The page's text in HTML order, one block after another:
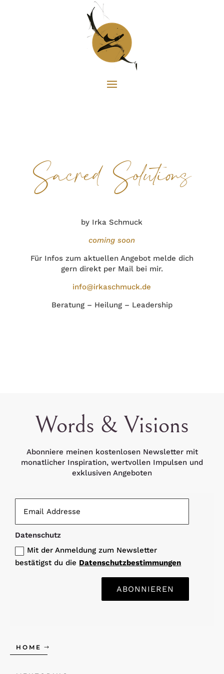
Sacred Solutions
by Irka Schmuck
coming soon
Für Infos zum aktuellen Angebot melde dich
gern direkt per Mail bei mir.
info@irkaschmuck.de
Beratung – Heilung – Leadership
Words & Visions
Abonniere meinen kostenlosen Newsletter mit
monatlicher Inspiration, wertvollen Impulsen und
exklusiven Angeboten
Datenschutz
Mit der Anmeldung zum Newsletter
bestätigst du die Datenschutzbestimmungen
ABONNIEREN
HOME